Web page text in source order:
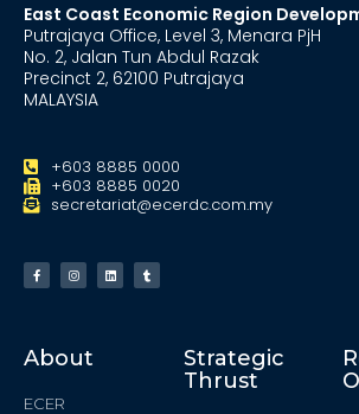
East Coast Economic Region
Putrajaya Office, Level 3, Menara PjH
No. 2, Jalan Tun Abdul Razak
Precinct 2, 62100 Putrajaya
MALAYSIA
+603 8885 0000
+603 8885 0020
secretariat@ecerdc.com.my
About
ECER
Strategic
Thrust